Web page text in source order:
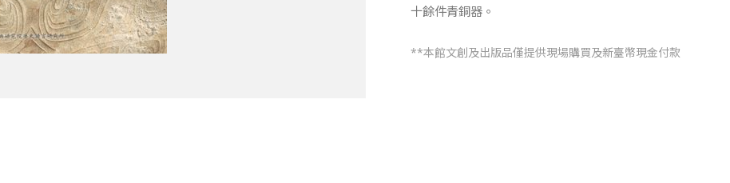
十餘件青銅器。
**本館文創及出版品僅提供現場購買及新臺幣現金付款